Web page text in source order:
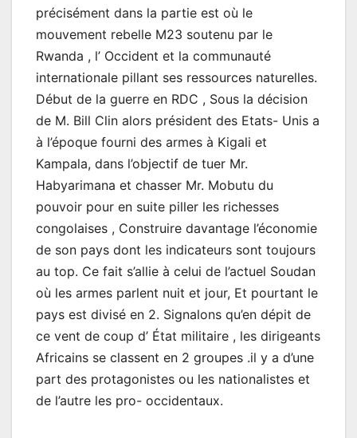
précisément dans la partie est où le
mouvement rebelle M23 soutenu par le
Rwanda , l’ Occident et la communauté
internationale pillant ses ressources naturelles.
Début de la guerre en RDC , Sous la décision
de M. Bill Clin alors président des Etats- Unis a
à l’époque fourni des armes à Kigali et
Kampala, dans l’objectif de tuer Mr.
Habyarimana et chasser Mr. Mobutu du
pouvoir pour en suite piller les richesses
congolaises , Construire davantage l’économie
de son pays dont les indicateurs sont toujours
au top. Ce fait s’allie à celui de l’actuel Soudan
où les armes parlent nuit et jour, Et pourtant le
pays est divisé en 2. Signalons qu’en dépit de
ce vent de coup d’ État militaire , les dirigeants
Africains se classent en 2 groupes .il y a d’une
part des protagonistes ou les nationalistes et
de l’autre les pro- occidentaux.